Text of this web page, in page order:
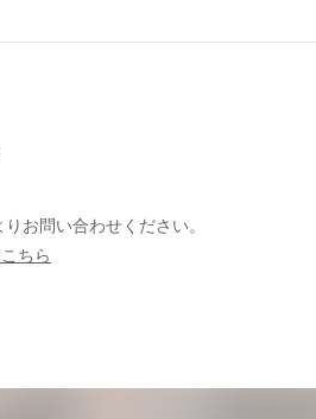
お問い合わせください。
ちら